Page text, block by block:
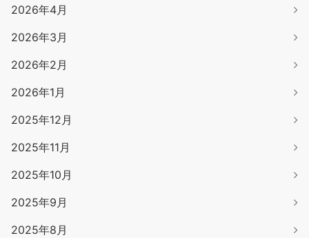
2026年4月
2026年3月
2026年2月
2026年1月
2025年12月
2025年11月
2025年10月
2025年9月
2025年8月